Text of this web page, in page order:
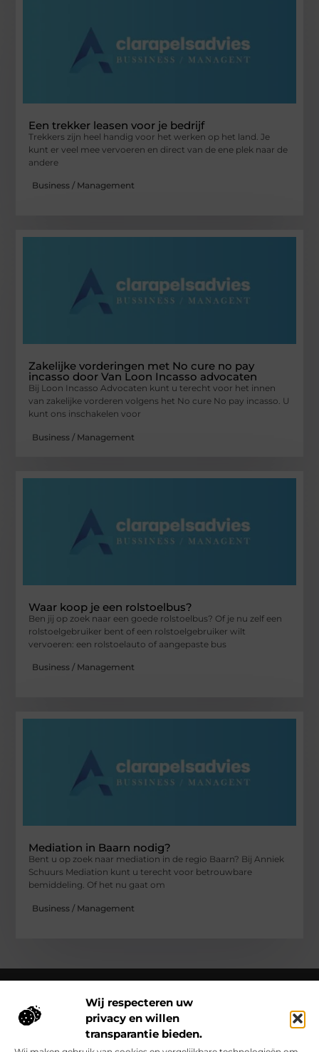
Wij respecteren uw
privacy en willen
transparantie bieden.
Een trekker leasen voor je bedrijf
Trekkers zijn heel handig voor het werken op het land. Je
kunt er veel mee vervoeren en direct van de ene plek naar de
andere
Business / Management
Zakelijke vorderingen met No cure no pay
incasso door Van Loon Incasso advocaten
Bij Loon Incasso Advocaten kunt u terecht voor het innen
van zakelijke vorderen volgens het No cure No pay incasso. U
kunt ons inschakelen voor
Business / Management
Waar koop je een rolstoelbus?
Ben jij op zoek naar een goede rolstoelbus? Of je nu zelf een
rolstoelgebruiker bent of een rolstoelgebruiker wilt
vervoeren: een rolstoelauto of aangepaste bus
Business / Management
Mediation in Baarn nodig?
Bent u op zoek naar mediation in de regio Baarn? Bij Anniek
Schuurs Mediation kunt u terecht voor betrouwbare
bemiddeling. Of het nu gaat om
Business / Management
Over Clarapelsadvies
Clarapelsadvies.nl – Een wereld vol verhalen en inzichten.
Ontdek inspirerende blogs en artikelen over alles wat het